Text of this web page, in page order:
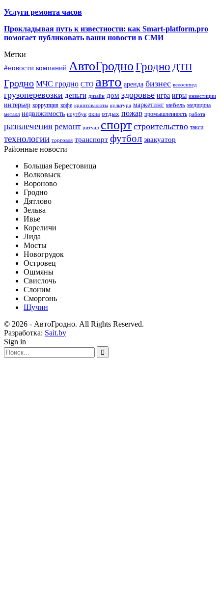
Услуги ремонта часов
Прокладывая путь к известности: как Smart-platform.pro
помогает публиковать ваши новости в СМИ
Метки
#новости компаний АвтоГродноГродно ДТП
Гродно МЧС гродно СТО авто аренда бизнес велосипед
грузоперевозки деньги дизайн дом здоровье игра игры инвестиции
интерьер коррупция кофе криптовалюты культура маркетинг мебель медицина
металл недвижимость ноутбук окна отдых пожар промышленность работа
развлечения ремонт ритуал спорт строительство такси
технологии торговля транспорт футбол эвакуатор
Районные новости
Большая Берестовица
Волковыск
Вороново
Гродно
Дятлово
Зельва
Ивье
Кореличи
Лида
Мосты
Новогрудок
Островец
Ошмяны
Свислочь
Слоним
Сморгонь
Щучин
© 2026 - АвтоГродно. All Rights Reserved.
Разработка: Sait.by
Sign in